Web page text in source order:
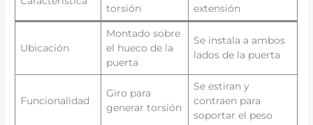
torsión
extensión
Ubicación
Montado sobre
el hueco de la
puerta
Se instala a ambos
lados de la puerta
Funcionalidad
Giro para
generar torsión
Se estiran y
contraen para
soportar el peso